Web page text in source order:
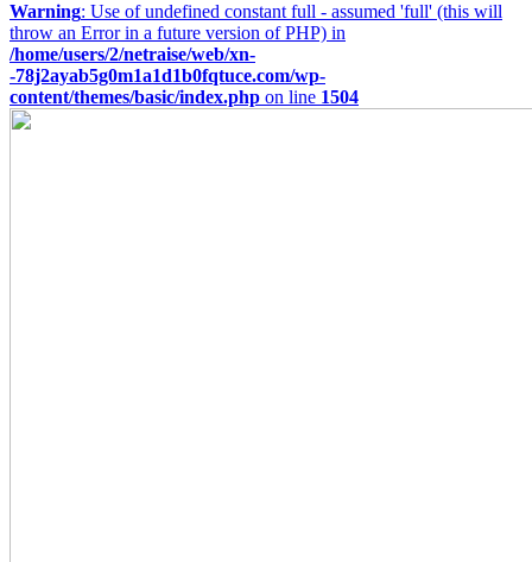
Warning: Use of undefined constant full - assumed 'full' (this will
throw an Error in a future version of PHP) in
/home/users/2/netraise/web/xn-
-78j2ayab5g0m1a1d1b0fqtuce.com/wp-
content/themes/basic/index.php on line 1504